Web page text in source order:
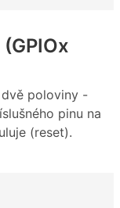
poloviny -
pinu na
(reset).